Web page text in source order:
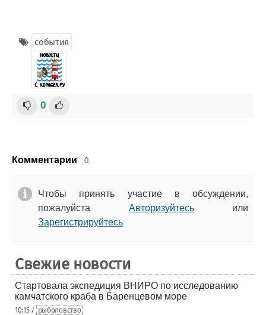
события
0
Комментарии 0.
Чтобы принять участие в обсуждении,
пожалуйста Авторизуйтесьили
Зарегистрируйтесь
Свежие новости
Стартовала экспедиция ВНИРО по исследованию
камчатского краба в Баренцевом море
10:15 / рыболовство